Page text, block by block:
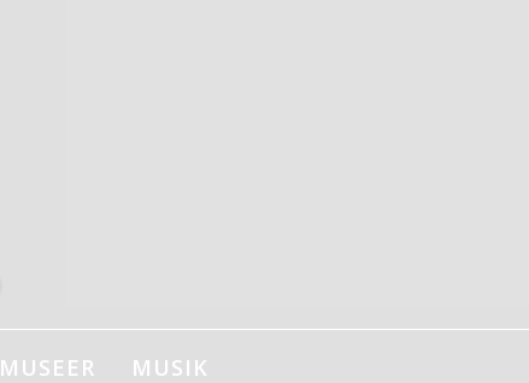
MUSEER MUSIK